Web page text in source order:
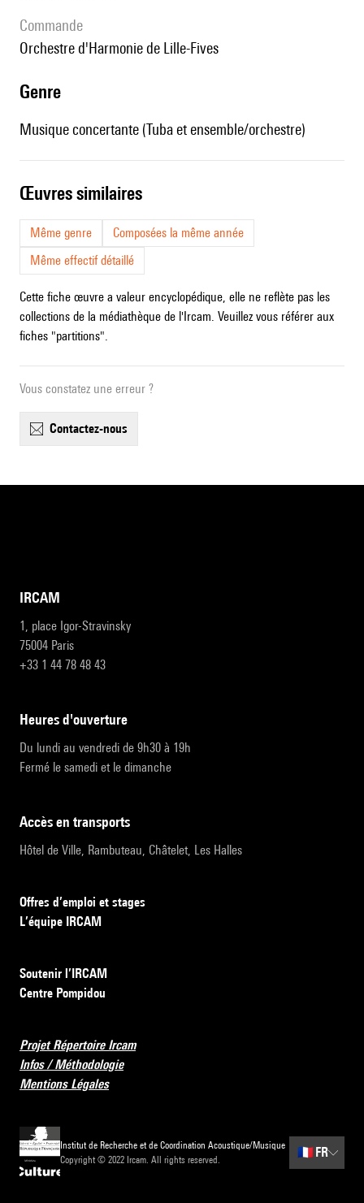
Commande
Orchestre d'Harmonie de Lille-Fives
genre
Musique concertante (Tuba et ensemble/orchestre)
œuvres similaires
Même genre
Composées la même année
Même effectif détaillé
Cette fiche œuvre a valeur encyclopédique, elle ne reflète pas les
collections de la médiathèque de l'Ircam. Veuillez vous référer aux
fiches "partitions".
Vous constatez une erreur ?
contactez-nous
IRCAM
1, place Igor-Stravinsky
75004 Paris
+33 1 44 78 48 43
heures d'ouverture
Du lundi au vendredi de 9h30 à 19h
Fermé le samedi et le dimanche
accès en transports
Hôtel de Ville, Rambuteau, Châtelet, Les Halles
Offres d’emploi et stages
L’équipe IRCAM
Soutenir l’IRCAM
Centre Pompidou
Projet Répertoire Ircam
Infos / Méthodologie
Mentions Légales
Institut de Recherche et de Coordination Acoustique/Musique
Copyright © 2022 Ircam. All rights reserved.
🇫🇷 FR